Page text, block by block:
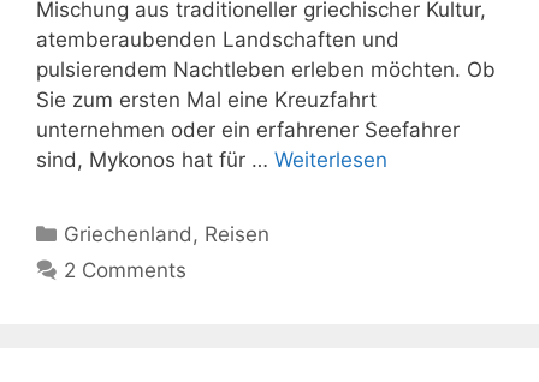
Mischung aus traditioneller griechischer Kultur,
atemberaubenden Landschaften und
pulsierendem Nachtleben erleben möchten. Ob
Sie zum ersten Mal eine Kreuzfahrt
unternehmen oder ein erfahrener Seefahrer
sind, Mykonos hat für … Weiterlesen
Kategorien
Griechenland , Reisen
2 Comments